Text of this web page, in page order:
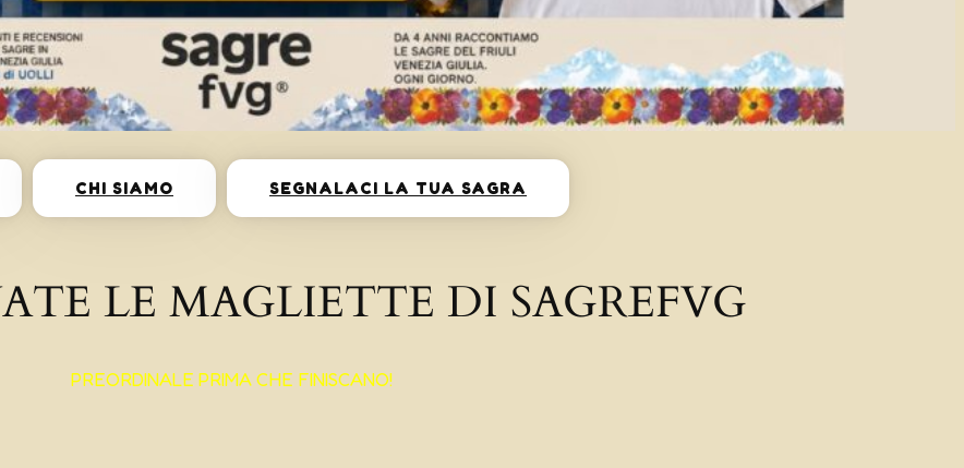
CHI SIAMO SEGNALACI LA TUA SAGRA
LE MAGLIETTE DI SAGREFVG
PREORDINALE PRIMA CHE FINISCANO!